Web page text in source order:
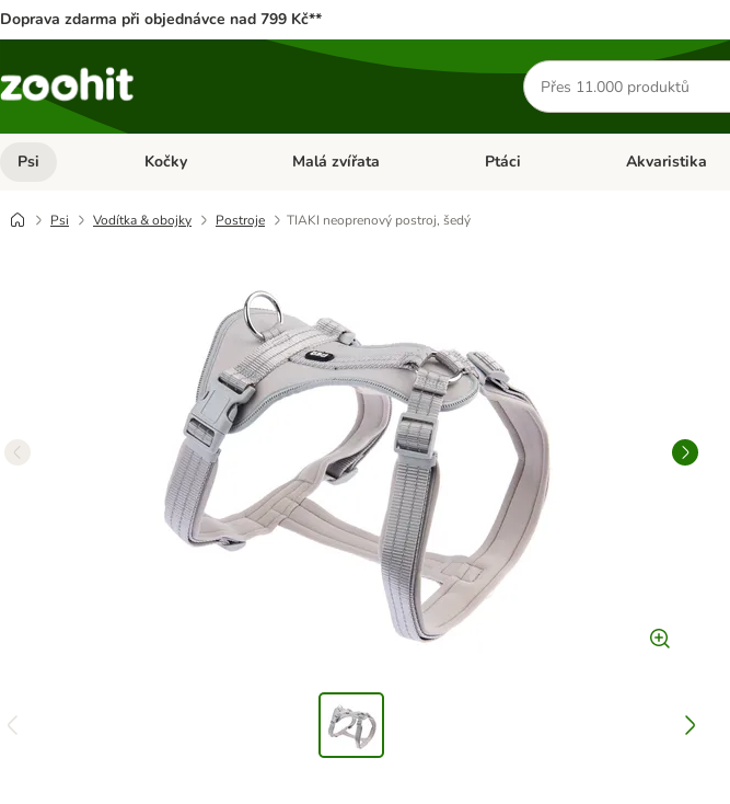
Doprava zdarma při objednávce nad 799 Kč**
Hledat
produkty
Psi Otevřít menu: Psi
Kočky Otevřít menu: Kočky
Malá zvířata Otevřít menu: Malá zvířata
Ptáci Otevřít menu: Ptáci
Akvaristika
Psi Vodítka & obojky Postroje
TIAKI neoprenový postroj, šedý